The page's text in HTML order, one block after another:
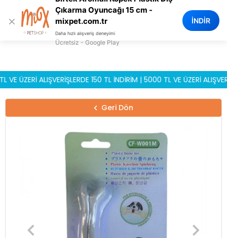
ÜZERİ ALIŞVERİŞLERDE 150 TL İNDİRİM | 5000 TL VE ÜZERİ
0
Geri Dön
×
Çıkarma Oyuncağı 15 cm -
mixpet.com.tr
Daha hızlı alışveriş deneyimi
Ücretsiz - Google Play
İNDİR